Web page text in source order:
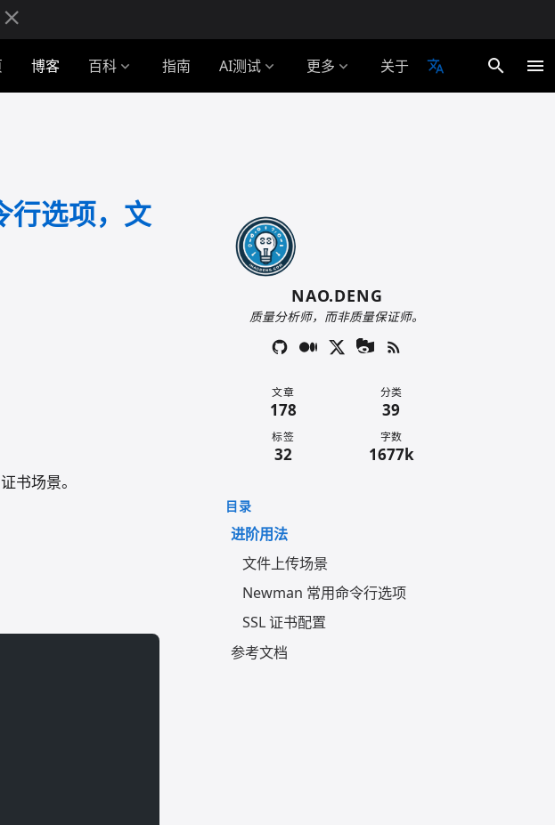
close
博客 百科 expand_more 指南 AI测试expand_more 更多 expand_more 关于 translate search menu
行选项，文
书场景。
NAO.DENG
质量分析师，而非质量保证师。
文章
178
分类
39
标签
32
字数
1677k
目录
进阶用法
文件上传场景
Newman 常用命令行选项
SSL 证书配置
参考文档